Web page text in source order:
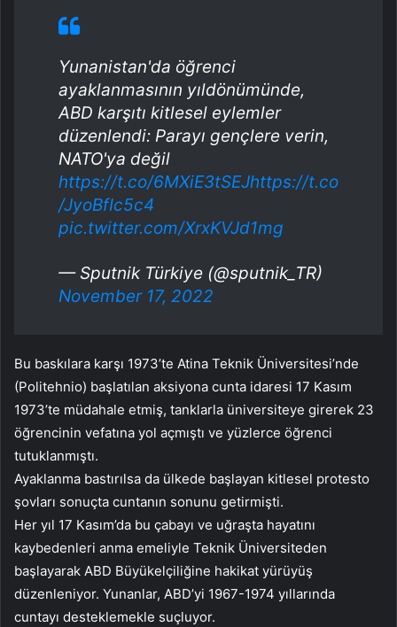
Yunanistan'da öğrenci
ayaklanmasının yıldönümünde,
ABD karşıtı kitlesel eylemler
düzenlendi: Parayı gençlere verin,
NATO'ya değil
https://t.co/6MXiE3tSEJhttps://t.co
/JyoBfIc5c4
pic.twitter.com/XrxKVJd1mg
— Sputnik Türkiye (@sputnik_TR)
November 17, 2022
Bu baskılara karşı 1973’te Atina Teknik Üniversitesi’nde
(Politehnio) başlatılan aksiyona cunta idaresi 17 Kasım
1973’te müdahale etmiş, tanklarla üniversiteye girerek 23
öğrencinin vefatına yol açmıştı ve yüzlerce öğrenci
tutuklanmıştı.
Ayaklanma bastırılsa da ülkede başlayan kitlesel protesto
şovları sonuçta cuntanın sonunu getirmişti.
Her yıl 17 Kasım’da bu çabayı ve uğraşta hayatını
kaybedenleri anma emeliyle Teknik Üniversiteden
başlayarak ABD Büyükelçiliğine hakikat yürüyüş
düzenleniyor. Yunanlar, ABD’yi 1967-1974 yıllarında
cuntayı desteklemekle suçluyor.